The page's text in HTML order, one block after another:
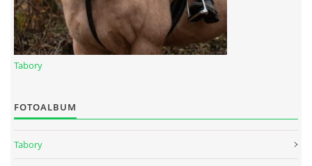
VOLEJTE 604265192
DĚKUJEME ZA PODPORU ČESKÉ UNIÍ SPORTU
Tabory
FOTOALBUM
Tabory